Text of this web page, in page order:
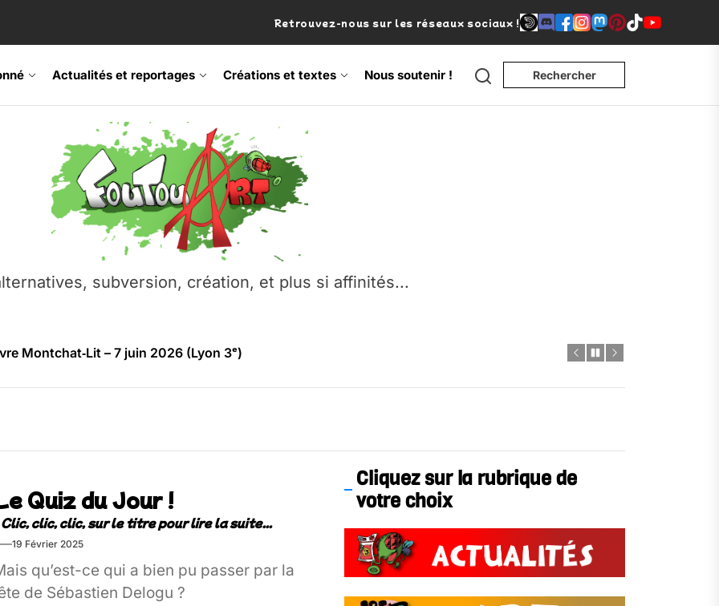
Retrouvez-nous sur les réseaux sociaux !
Actualités et reportages Créations et textes Nous soutenir ! Search Rechercher
subversion, création, et plus si affinités...
Fripon – vernissage 21 mai (Lyon)
Festival – Samedi 18 juillet (Vaulx-en-Velin)
– Ŝtono, un livre réalisé par Michaël Moretti & Pierre Lacôte
Montchat‑Lit – 7 juin 2026 (Lyon 3ᵉ)
Fripon – vernissage 21 mai (Lyon)
Quiz du Jour !
19 Février 2025
qu’est-ce qui a bien pu passer par la
de Sébastien Delogu ?
Cliquez sur la rubrique de
votre choix